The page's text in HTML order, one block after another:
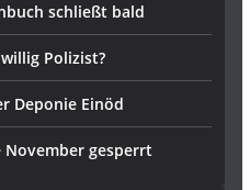
schließt bald
Polizist?
Deponie Einöd
gesperrt